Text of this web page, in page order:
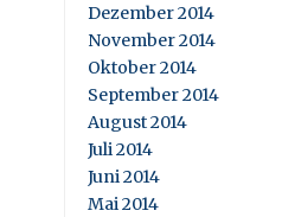
Dezember 2014
November 2014
Oktober 2014
September 2014
August 2014
Juli 2014
Juni 2014
Mai 2014